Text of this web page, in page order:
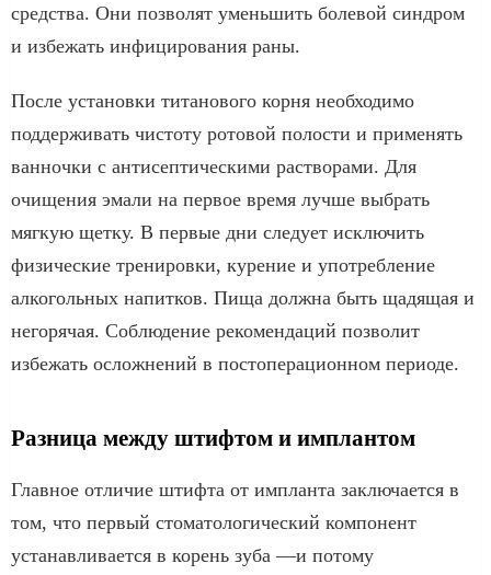
средства. Они позволят уменьшить болевой синдром
и избежать инфицирования раны.
После установки титанового корня необходимо
поддерживать чистоту ротовой полости и применять
ванночки с антисептическими растворами. Для
очищения эмали на первое время лучше выбрать
мягкую щетку. В первые дни следует исключить
физические тренировки, курение и употребление
алкогольных напитков. Пища должна быть щадящая и
негорячая. Соблюдение рекомендаций позволит
избежать осложнений в постоперационном периоде.
Разница между штифтом и имплантом
Главное отличие штифта от импланта заключается в
том, что первый стоматологический компонент
устанавливается в корень зуба —и потому